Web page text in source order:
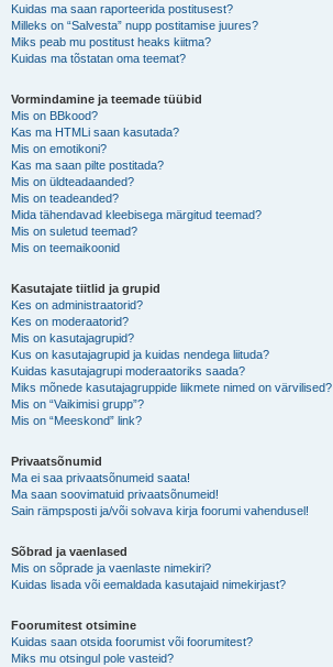
Kuidas ma saan raporteerida postitusest?
Milleks on “Salvesta” nupp postitamise juures?
Miks peab mu postitust heaks kiitma?
Kuidas ma tõstatan oma teemat?
Vormindamine ja teemade tüübid
Mis on BBkood?
Kas ma HTMLi saan kasutada?
Mis on emotikoni?
Kas ma saan pilte postitada?
Mis on üldteadaanded?
Mis on teadeanded?
Mida tähendavad kleebisega märgitud teemad?
Mis on suletud teemad?
Mis on teemaikoonid
Kasutajate tiitlid ja grupid
Kes on administraatorid?
Kes on moderaatorid?
Mis on kasutajagrupid?
Kus on kasutajagrupid ja kuidas nendega liituda?
Kuidas kasutajagrupi moderaatoriks saada?
Miks mõnede kasutajagruppide liikmete nimed on värvilised?
Mis on “Vaikimisi grupp”?
Mis on “Meeskond” link?
Privaatsõnumid
Ma ei saa privaatsõnumeid saata!
Ma saan soovimatuid privaatsõnumeid!
Sain rämpsposti ja/või solvava kirja foorumi vahendusel!
Sõbrad ja vaenlased
Mis on sõprade ja vaenlaste nimekiri?
Kuidas lisada või eemaldada kasutajaid nimekirjast?
Foorumitest otsimine
Kuidas saan otsida foorumist või foorumitest?
Miks mu otsingul pole vasteid?